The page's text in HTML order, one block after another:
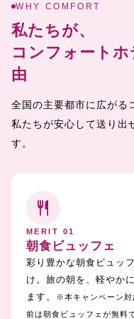
WHY COMFORT
私たちが、
コンフォート
由
全国の主要都市に広がる
私たちが安心して送り出
す。
restaurant
MERIT 01
朝食ビュッフェ
彩り豊かな朝食ビュッ
け。旅の朝を、軽やか
ます。
※本キャンペーン対
前は朝食ビュッフェが無料